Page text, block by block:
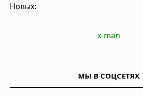
Новых:
x-man
МЫ В СОЦСЕТЯХ